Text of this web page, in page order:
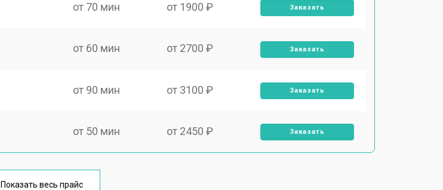
от 70 мин от 1900 ₽ Заказать
от 60 мин от 2700 ₽ Заказать
от 90 мин от 3100 ₽ Заказать
от 50 мин от 2450 ₽ Заказать
от 90 мин
Показать весь прайс